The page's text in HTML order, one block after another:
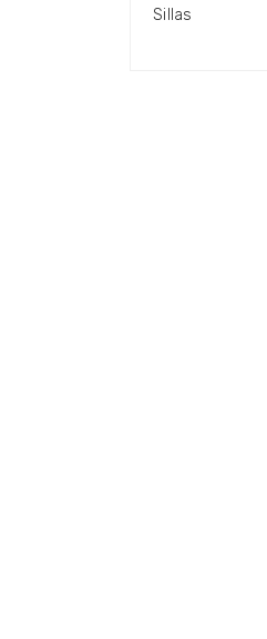
Sillas